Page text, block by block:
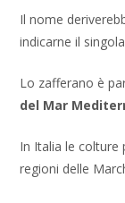
Il nome
indicarne il
Lo zafferano è
del Mar
In Italia le colture
regioni delle